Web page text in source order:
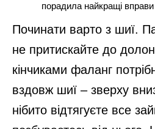
порадила найкращі
Починати варто з шиї.
не притискайте до
кінчиками фаланг
вздовж шиї – зверху
нібито відтягуєте все